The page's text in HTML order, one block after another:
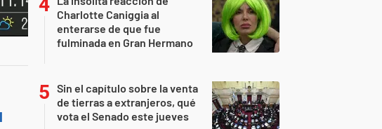
Charlotte Caniggia al
enterarse de que fue
fulminada en Gran Hermano
Sin el capítulo sobre la venta
de tierras a extranjeros, qué
vota el Senado este jueves